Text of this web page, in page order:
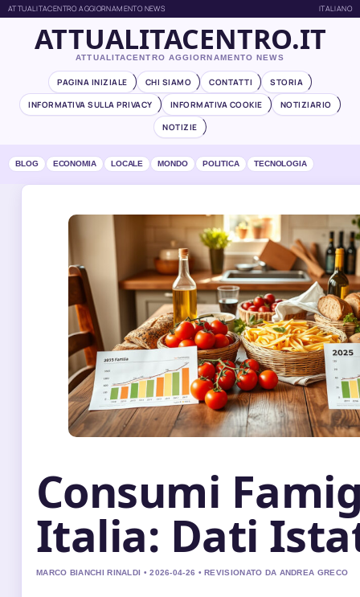
ATTUALITACENTRO AGGIORNAMENTO NEWS ITALIANO
ATTUALITACENTRO.IT
ATTUALITACENTRO AGGIORNAMENTO NEWS
PAGINA INIZIALE CHI SIAMO CONTATTI
STORIA
INFORMATIVA SULLA PRIVACY
INFORMATIVA COOKIE
NOTIZIARIO
NOTIZIE
BLOG ECONOMIA LOCALE MONDO POLITICA TECNOLOGIA
Consumi
Italia: Dati
MARCO BIANCHI RINALDI • 2026-04-26 • REVISIONATO DA ANDREA GRECO